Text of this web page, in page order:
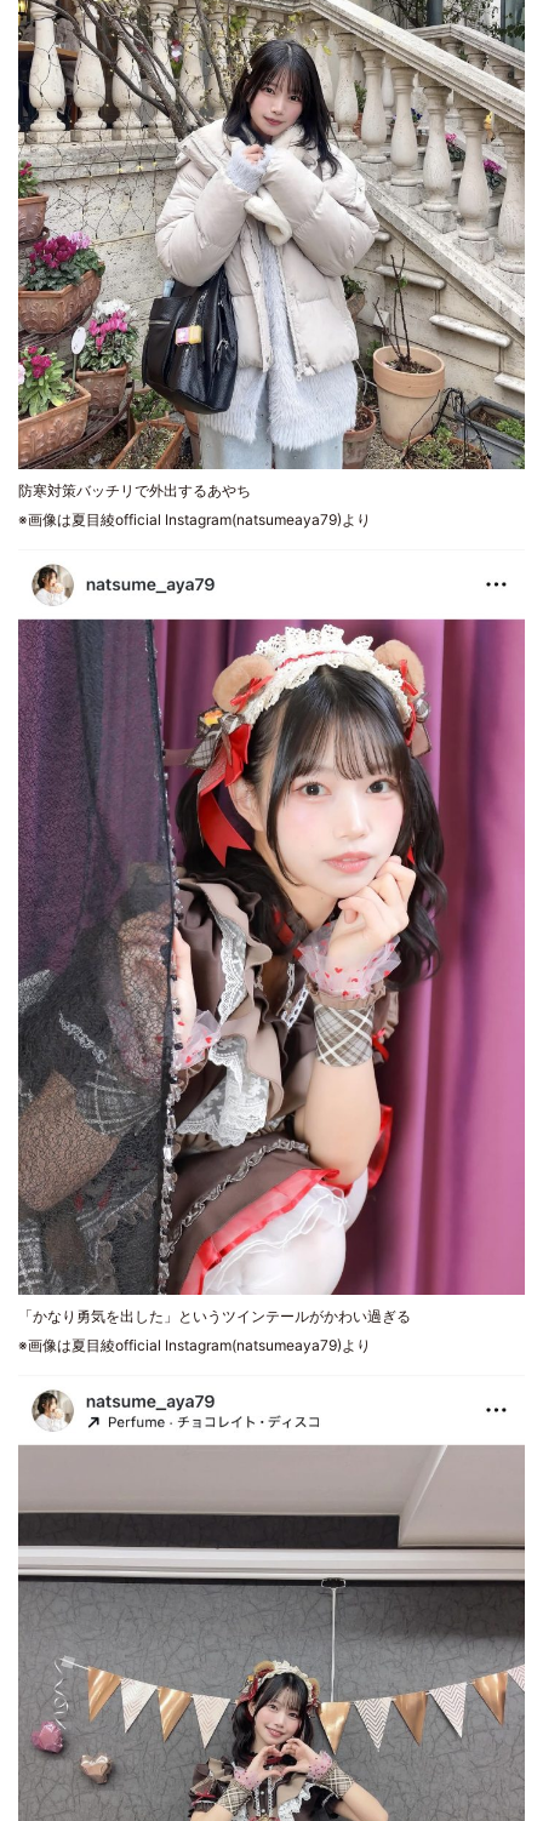
防寒対策バッチリで外出するあやち
※画像は夏目綾official Instagram(natsumeaya79)より
「かなり勇気を出した」というツインテールがかわい過ぎる
※画像は夏目綾official Instagram(natsumeaya79)より